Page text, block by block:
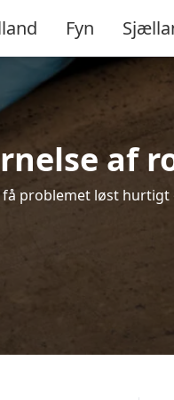
Fyn
af
problemet løst hurtigt